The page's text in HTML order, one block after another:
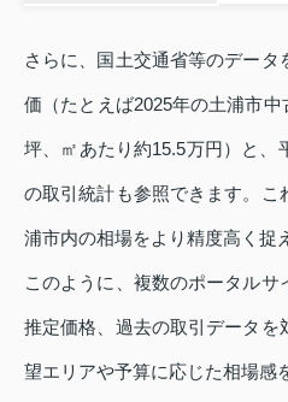
さらに、国土交通省等のデー
価（たとえば2025年の土浦市
坪、㎡あたり約15.5万円）と、
の取引統計も参照できます。こ
浦市内の相場をより精度高く捉
このように、複数のポータル
推定価格、過去の取引データを
望エリアや予算に応じた相場感